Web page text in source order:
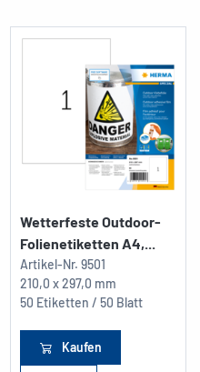
Wetterfeste Outdoor-
Folienetiketten A4,...
Artikel-Nr. 9501
210,0 x 297,0 mm
50 Etiketten / 50 Blatt
Kaufen